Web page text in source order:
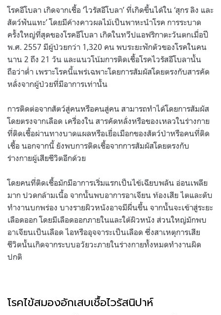
โรคอีโบลา เกิดจากเชื้อ ‘ไวรัสอีโบลา’ ที่เกิดขึ้นได้ใน ‘สุกร ลิง และ
สัตว์ฟันแทะ’ โดยมีค้างคาวผลไม้เป็นพาหะนำโรค การระบาด
ครั้งใหญ่ที่สุดของโรคอีโบลา เกิดในทวีปแอฟริกาตะวันตกเมื่อปี
พ.ศ. 2557 มีผู้ป่วยกว่า 1,320 คน พบระยะฟักตัวของโรคในคน
นาน 2 ถึง 21 วัน และแนวโน้มการติดเชื้อโรคไวรัสอีโบลานั้น
ถือว่าต่ำ เพราะโรคนี้แพร่เฉพาะโดยการสัมผัสโดยตรงกับสารคัด
หลั่งจากผู้ป่วยที่มีอาการเท่านั้น
การติดต่อจากสัตว์สู่คนหรือคนสู่คน สามารถทำได้โดยการสัมผัส
โดยตรงจากเลือด เครื่องใน สารคัดหลั่งหรือของเหลวในร่างกาย
ที่ติดเชื้อผ่านทางบาดแผลหรือเยื่อเมือกของสัตว์ป่าหรือคนที่ติด
เชื้อ นอกจากนี้ ยังพบการติดเชื้อจากการสัมผัสโดยตรงกับ
ร่างกายผู้เสียชีวิตอีกด้วย
โดยคนที่ติดเชื้อมักมีอาการเริ่มแรกเป็นไข้เฉียบพลัน อ่อนเพลีย
มาก ปวดกล้ามเนื้อ จากนั้นพบอาการอาเจียน ท้องเสีย ไตและตับ
ทำงานบกพร่อง บางรายผิวหนังอาจมีผื่นขึ้น จากนั้นจะเข้าสู่ระยะ
เลือดออก โดยมีเลือดออกภายในและใต้ผิวหนัง ส่วนใหญ่มักพบ
อาเจียนเป็นเลือด ไอหรืออุจจาระเป็นเลือด ซึ่งสาเหตุการเสีย
ชีวิตนั้นเกิดจากระบบอวัยวะภายในร่างกายทั้งหมดทำงานผิด
ปกติ
โรคไข้สมองอักเสบเชื้อไวรัสนิปาห์